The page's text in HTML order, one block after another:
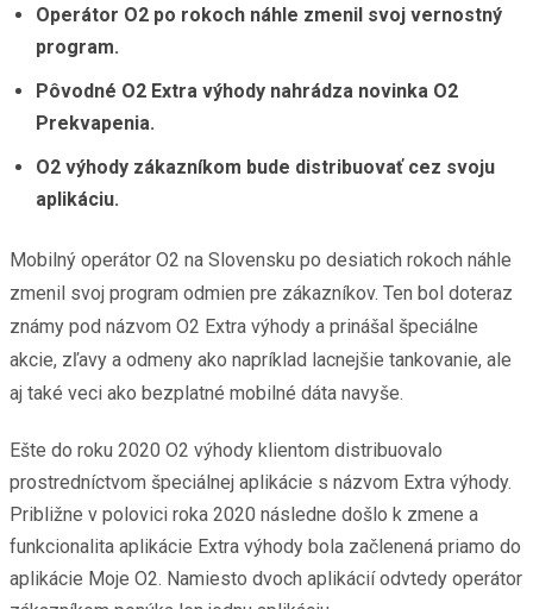
Operátor O2 po rokoch náhle zmenil svoj vernostný
program.
Pôvodné O2 Extra výhody nahrádza novinka O2
Prekvapenia.
O2 výhody zákazníkom bude distribuovať cez svoju
aplikáciu.
Mobilný operátor O2 na Slovensku po desiatich rokoch náhle
zmenil svoj program odmien pre zákazníkov. Ten bol doteraz
známy pod názvom O2 Extra výhody a prinášal špeciálne
akcie, zľavy a odmeny ako napríklad lacnejšie tankovanie, ale
aj také veci ako bezplatné mobilné dáta navyše.
Ešte do roku 2020 O2 výhody klientom distribuovalo
prostredníctvom špeciálnej aplikácie s názvom Extra výhody.
Približne v polovici roka 2020 následne došlo k zmene a
funkcionalita aplikácie Extra výhody bola začlenená priamo do
aplikácie Moje O2. Namiesto dvoch aplikácií odvtedy operátor